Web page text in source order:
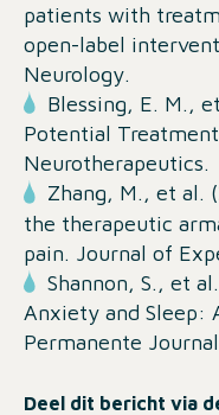
patients with
open-label
Neurology.
Blessing, E. M.,
Potential
Neurotherapeutics.
Zhang, M., et al.
the therapeutic
pain. Journal of
Shannon, S., et
Anxiety and Sleep:
Permanente Journal
Deel dit bericht via